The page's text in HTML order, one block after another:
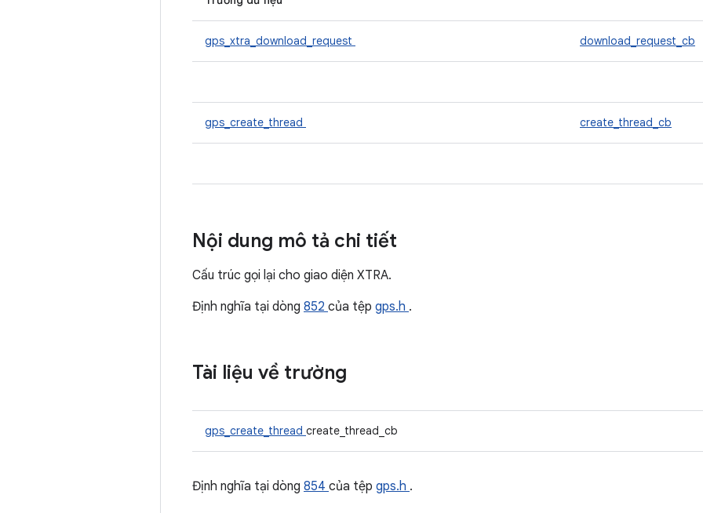
gps_xtra_download_request download_request_cb
gps_create_thread create_thread_cb
Nội dung mô tả chi tiết
Cấu trúc gọi lại cho giao diện XTRA.
Định nghĩa tại dòng 852 của tệp gps.h .
Tài liệu về trường
gps_create_thread create_thread_cb
Định nghĩa tại dòng 854 của tệp gps.h .